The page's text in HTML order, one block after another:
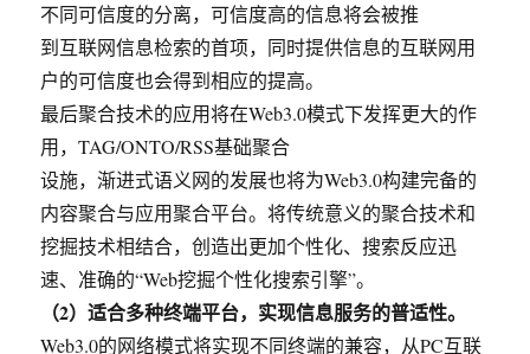
不同可信度的分离，可信度高的信息将会被推
到互联网信息检索的首项，同时提供信息的互联网用
户的可信度也会得到相应的提高。
最后聚合技术的应用将在Web3.0模式下发挥更大的作
用，TAG/ONTO/RSS基础聚合
设施，渐进式语义网的发展也将为Web3.0构建完备的
内容聚合与应用聚合平台。将传统意义的聚合技术和
挖掘技术相结合，创造出更加个性化、搜索反应迅
速、准确的“Web挖掘个性化搜索引擎”。
（2）适合多种终端平台，实现信息服务的普适性。
Web3.0的网络模式将实现不同终端的兼容，从PC互联